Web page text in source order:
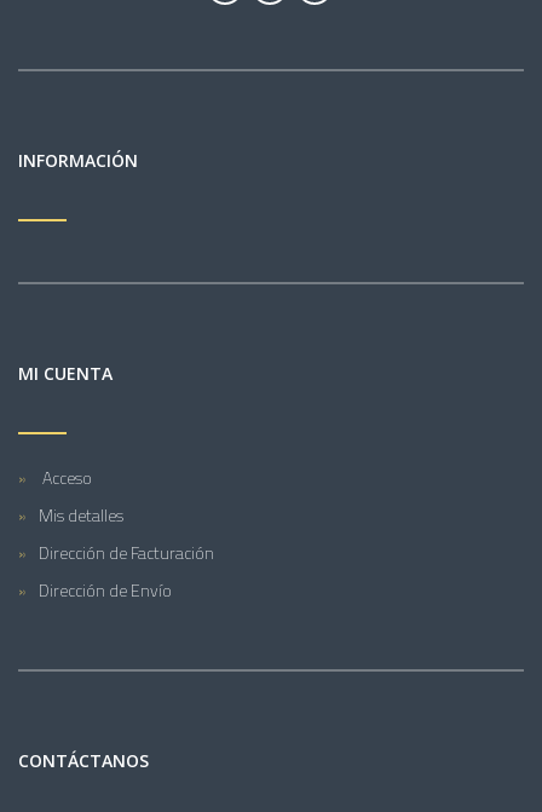
INFORMACIÓN
MI CUENTA
Acceso
Mis detalles
Dirección de Facturación
Dirección de Envío
CONTÁCTANOS